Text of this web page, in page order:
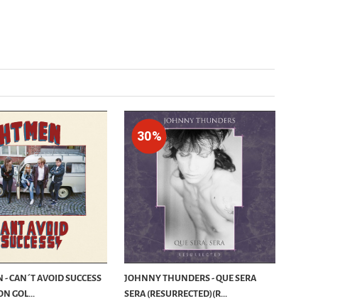
CAN´T AVOID SUCCESS
GOL...
30%
JOHNNY THUNDERS - QUE SERA
SERA (RESURRECTED)(R...